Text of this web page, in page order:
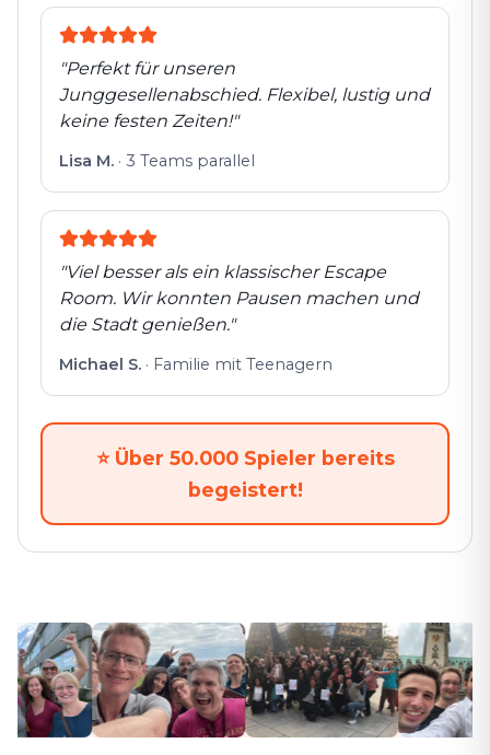
"Perfekt für unseren
Junggesellenabschied. Flexibel, lustig und
keine festen Zeiten!"
Lisa M. · 3 Teams parallel
"Viel besser als ein klassischer Escape
Room. Wir konnten Pausen machen und
die Stadt genießen."
Michael S. · Familie mit Teenagern
⭐ Über 50.000 Spieler bereits
begeistert!